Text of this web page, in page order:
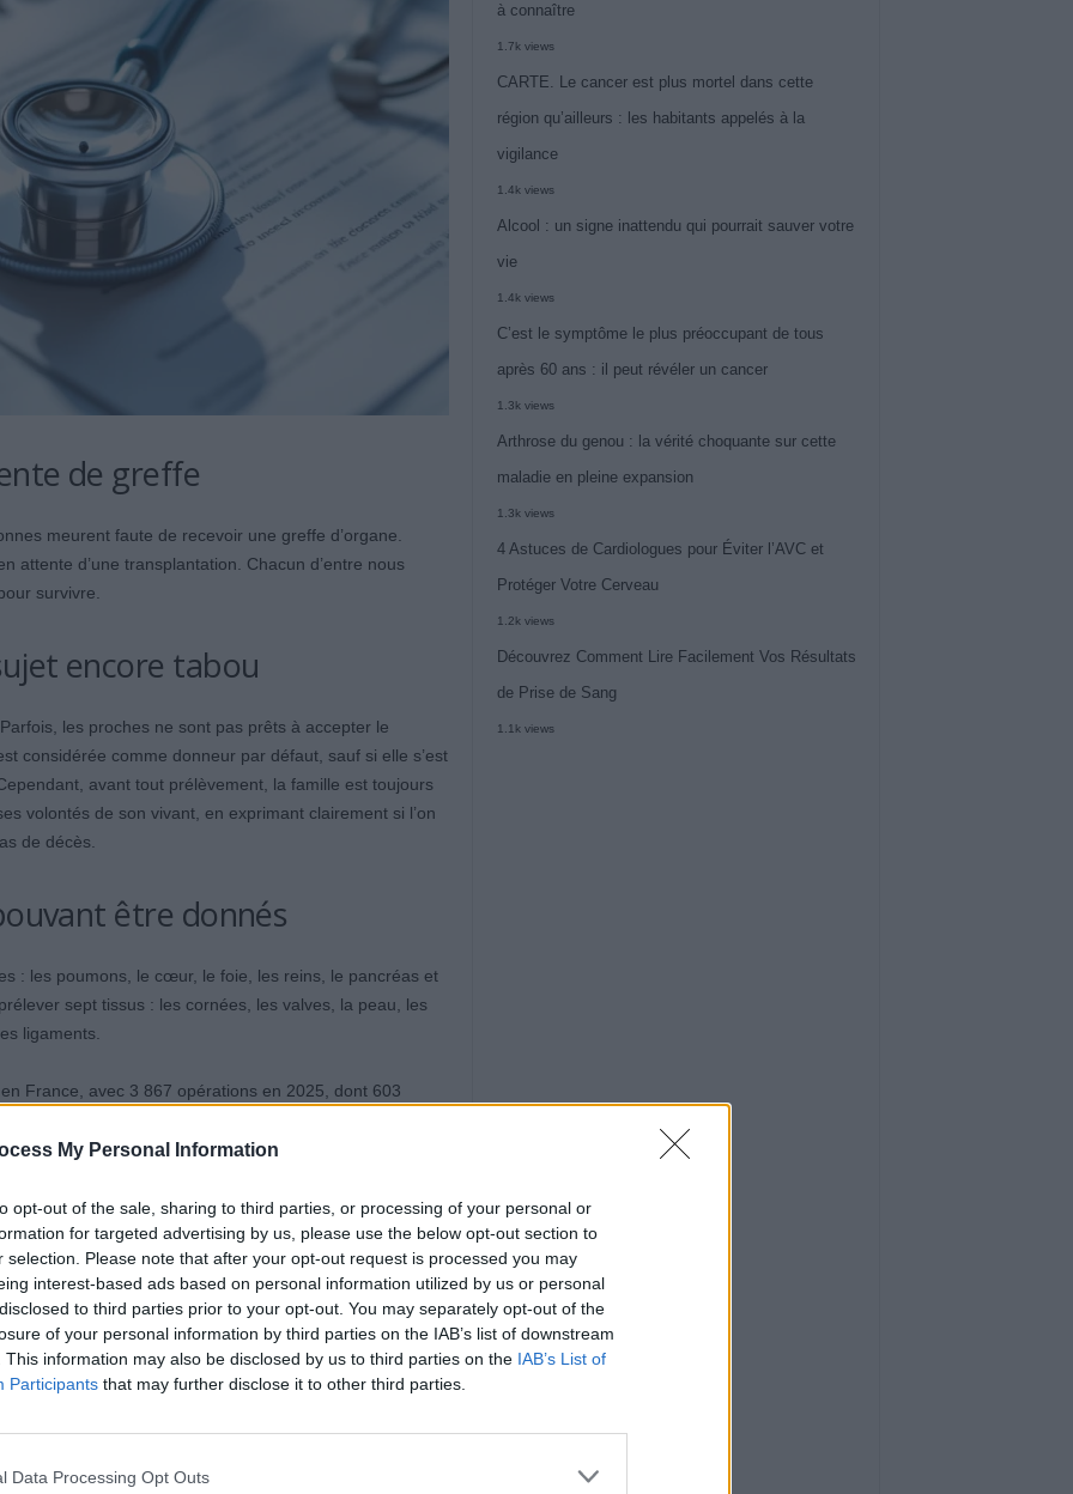
My Personal Information
opt-out of the sale, sharing to third parties, or processing of your personal or
for targeted advertising by us, please use the below opt-out section to
selection. Please note that after your opt-out request is processed you may
interest-based ads based on personal information utilized by us or personal
to third parties prior to your opt-out. You may separately opt-out of the
of your personal information by third parties on the IAB’s list of downstream
This information may also be disclosed by us to third parties on the IAB’s List of
Participants that may further disclose it to other third parties.
Data Processing Opt Outs
de greffe
meurent faute de recevoir une greffe d’organe.
attente d’une transplantation. Chacun d’entre nous
survivre.
encore tabou
les proches ne sont pas prêts à accepter le
considérée comme donneur par défaut, sauf si elle s’est
avant tout prélèvement, la famille est toujours
volontés de son vivant, en exprimant clairement si l’on
de décès.
être donnés
: les poumons, le cœur, le foie, les reins, le pancréas et
sept tissus : les cornées, les valves, la peau, les
ligaments.
France, avec 3 867 opérations en 2025, dont 603
en deuxième position, avec 1 431 greffes, dont 11
le corps du défunt est respecté : le prélèvement se
est restauré, avec incisions refermées et
la famille.
médicaux stricts, en privilégiant les patients en situation
d’âge
organes. Selon l’Agence de biomédecine, il est possible
organes qui compte, pas l’âge du donneur.
à connaître
1.7k views
CARTE. Le cancer est plus mortel dans cette
région qu’ailleurs : les habitants appelés à la
vigilance
1.4k views
Alcool : un signe inattendu qui pourrait sauver votre
vie
1.4k views
C’est le symptôme le plus préoccupant de tous
après 60 ans : il peut révéler un cancer
1.3k views
Arthrose du genou : la vérité choquante sur cette
maladie en pleine expansion
1.3k views
4 Astuces de Cardiologues pour Éviter l’AVC et
Protéger Votre Cerveau
1.2k views
Découvrez Comment Lire Facilement Vos Résultats
de Prise de Sang
1.1k views